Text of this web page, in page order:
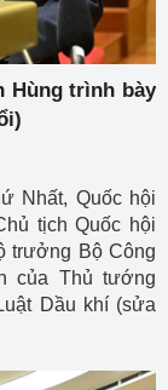
Hùng trình bày
Nhất, Quốc hội
tịch Quốc hội
trưởng Bộ Công
của Thủ tướng
Dầu khí (sửa